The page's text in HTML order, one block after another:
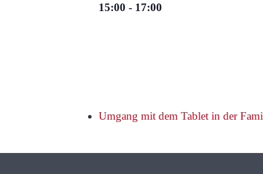
15:00 - 17:00
Umgang mit dem Tablet in der